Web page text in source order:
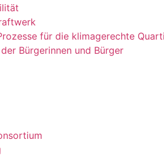
für die klimagerechte
Bürgerinnen und Bürger